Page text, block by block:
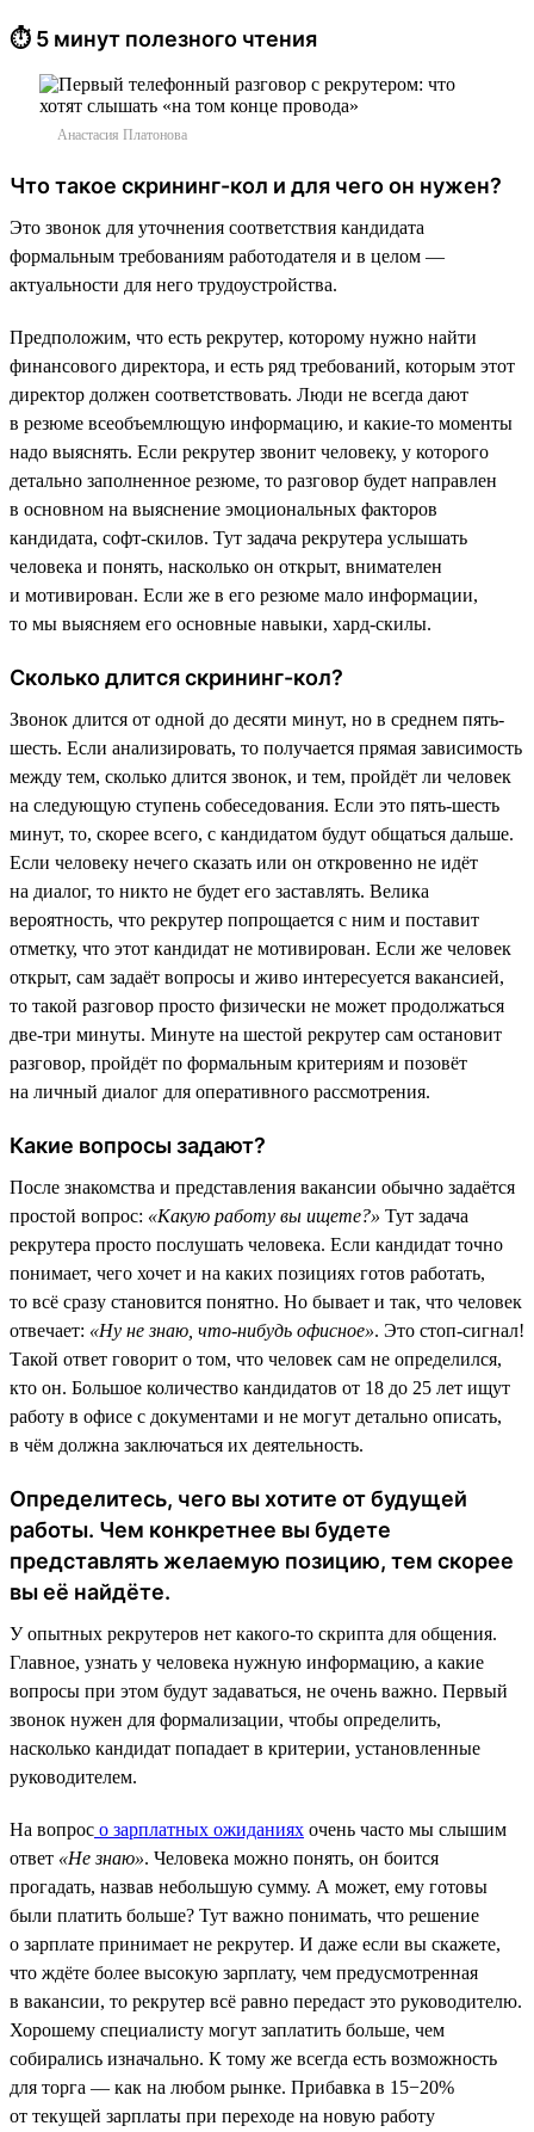
⏱ 5 минут полезного чтения
Анастасия Платонова
Что такое скрининг-кол и для чего он нужен?
Это звонок для уточнения соответствия кандидата
формальным требованиям работодателя и в целом —
актуальности для него трудоустройства.
Предположим, что есть рекрутер, которому нужно найти
финансового директора, и есть ряд требований, которым этот
директор должен соответствовать. Люди не всегда дают
в резюме всеобъемлющую информацию, и какие-то моменты
надо выяснять. Если рекрутер звонит человеку, у которого
детально заполненное резюме, то разговор будет направлен
в основном на выяснение эмоциональных факторов
кандидата, софт-скилов. Тут задача рекрутера услышать
человека и понять, насколько он открыт, внимателен
и мотивирован. Если же в его резюме мало информации,
то мы выясняем его основные навыки, хард-скилы.
Сколько длится скрининг-кол?
Звонок длится от одной до десяти минут, но в среднем пять-
шесть. Если анализировать, то получается прямая зависимость
между тем, сколько длится звонок, и тем, пройдёт ли человек
на следующую ступень собеседования. Если это пять-шесть
минут, то, скорее всего, с кандидатом будут общаться дальше.
Если человеку нечего сказать или он откровенно не идёт
на диалог, то никто не будет его заставлять. Велика
вероятность, что рекрутер попрощается с ним и поставит
отметку, что этот кандидат не мотивирован. Если же человек
открыт, сам задаёт вопросы и живо интересуется вакансией,
то такой разговор просто физически не может продолжаться
две-три минуты. Минуте на шестой рекрутер сам остановит
разговор, пройдёт по формальным критериям и позовёт
на личный диалог для оперативного рассмотрения.
Какие вопросы задают?
После знакомства и представления вакансии обычно задаётся
простой вопрос: «Какую работу вы ищете?» Тут задача
рекрутера просто послушать человека. Если кандидат точно
понимает, чего хочет и на каких позициях готов работать,
то всё сразу становится понятно. Но бывает и так, что человек
отвечает: «Ну не знаю, что-нибудь офисное». Это стоп-сигнал!
Такой ответ говорит о том, что человек сам не определился,
кто он. Большое количество кандидатов от 18 до 25 лет ищут
работу в офисе с документами и не могут детально описать,
в чём должна заключаться их деятельность.
Определитесь, чего вы хотите от будущей
работы. Чем конкретнее вы будете
представлять желаемую позицию, тем скорее
вы её найдёте.
У опытных рекрутеров нет какого-то скрипта для общения.
Главное, узнать у человека нужную информацию, а какие
вопросы при этом будут задаваться, не очень важно. Первый
звонок нужен для формализации, чтобы определить,
насколько кандидат попадает в критерии, установленные
руководителем.
На вопрос о зарплатных ожиданиях очень часто мы слышим
ответ «Не знаю». Человека можно понять, он боится
прогадать, назвав небольшую сумму. А может, ему готовы
были платить больше? Тут важно понимать, что решение
о зарплате принимает не рекрутер. И даже если вы скажете,
что ждёте более высокую зарплату, чем предусмотренная
в вакансии, то рекрутер всё равно передаст это руководителю.
Хорошему специалисту могут заплатить больше, чем
собирались изначально. К тому же всегда есть возможность
для торга — как на любом рынке. Прибавка в 15−20%
от текущей зарплаты при переходе на новую работу